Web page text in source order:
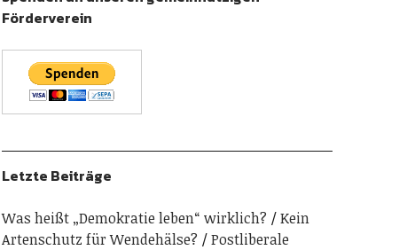
Förderverein
Letzte Beiträge
Was heißt „Demokratie leben“ wirklich?
Kein
Artenschutz für Wendehälse?
Postliberale